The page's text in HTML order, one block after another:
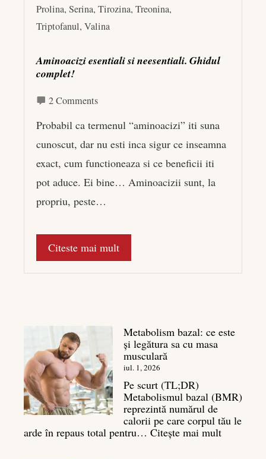
Prolina, Serina, Tirozina, Treonina,
Triptofanul, Valina
Aminoacizi esentiali si neesentiali. Ghidul
complet!
2 Comments
Probabil ca termenul “aminoacizi” iti suna
cunoscut, dar nu esti inca sigur ce inseamna
exact, cum functioneaza si ce beneficii iti
pot aduce. Ei bine… Aminoacizii sunt, la
propriu, peste…
Citeste mai mult
Metabolism bazal: ce este
și legătura sa cu masa
musculară
iul. 1, 2026
Pe scurt (TL;DR)
Metabolismul bazal (BMR)
reprezintă numărul de
calorii pe care corpul tău le
arde în repaus total pentru… Citește mai mult: